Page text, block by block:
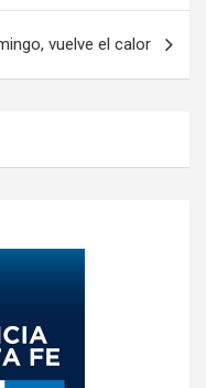
vuelve el calor